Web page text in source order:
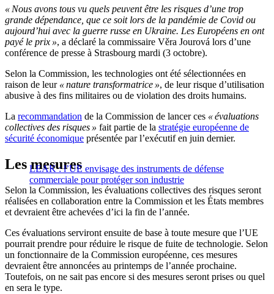
« Nous avons tous vu quels peuvent être les risques d’une trop
grande dépendance, que ce soit lors de la pandémie de Covid ou
aujourd’hui avec la guerre russe en Ukraine. Les Européens en ont
payé le prix », a déclaré la commissaire Věra Jourová lors d’une
conférence de presse à Strasbourg mardi (3 octobre).
Selon la Commission, les technologies ont été sélectionnées en
raison de leur « nature transformatrice », de leur risque d’utilisation
abusive à des fins militaires ou de violation des droits humains.
La recommandation de la Commission de lancer ces « évaluations
collectives des risques » fait partie de la stratégie européenne de
sécurité économique présentée par l’exécutif en juin dernier.
LEAK : l’UE envisage des instruments de défense
commerciale pour protéger son industrie
Les mesures
Selon la Commission, les évaluations collectives des risques seront
réalisées en collaboration entre la Commission et les États membres
et devraient être achevées d’ici la fin de l’année.
Ces évaluations serviront ensuite de base à toute mesure que l’UE
pourrait prendre pour réduire le risque de fuite de technologie. Selon
un fonctionnaire de la Commission européenne, ces mesures
devraient être annoncées au printemps de l’année prochaine.
Toutefois, on ne sait pas encore si des mesures seront prises ou quel
en sera le type.